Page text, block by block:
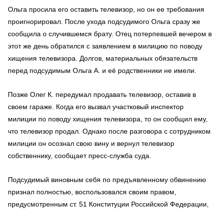
Ольга просила его оставить телевизор, но он ее требования
проигнорировал. После ухода подсудимого Ольга сразу же
сообщила о случившемся брату. Отец потерпевшей вечером в
этот же день обратился с заявлением в милицию по поводу
хищения телевизора. Долгов, материальных обязательств
перед подсудимым Ольга А. и её родственники не имели.
Позже Олег К. передумал продавать телевизор, оставив в
своем гараже. Когда его вызвал участковый инспектор
милиции по поводу хищения телевизора, то он сообщил ему,
что телевизор продал. Однако после разговора с сотрудником
милиции он осознал свою вину и вернул телевизор
собственнику, сообщает пресс-служба суда.
Подсудимый виновным себя по предъявленному обвинению
признал полностью, воспользовался своим правом,
предусмотренным ст. 51 Конституции Российской Федерации,